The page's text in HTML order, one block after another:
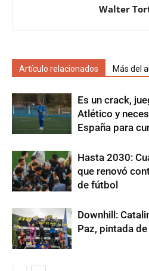
Walter
Artículo relacionados Más del
Es un crack,
Atlético y
España para
Hasta 2030:
que renovó
de fútbol
Downhill:
Paz, pintada